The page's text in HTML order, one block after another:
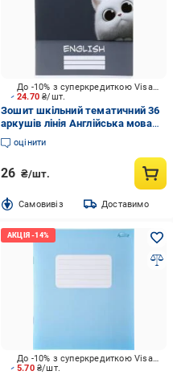
24.70₴/шт.
До -10% з суперкредиткою Visa Вигода
Зошит шкільний тематичний 36
аркушів лінія Англійська мова
Nota Bene
оцінити
26 ₴/шт.
Cамовивіз Доставимо
5.70 ₴/шт.
До -10% з суперкредиткою Visa Вигода